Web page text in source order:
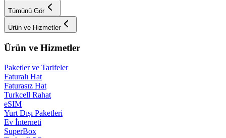
Tümünü Gör
Ürün ve Hizmetler
Ürün ve Hizmetler
Paketler ve Tarifeler
Faturalı Hat
Faturasız Hat
Turkcell Rahat
eSIM
Yurt Dışı Paketleri
Ev İnterneti
SuperBox